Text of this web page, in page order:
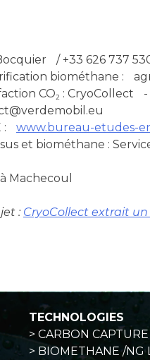
/ +33 626 737
biométhane :
CO2 : CryoCollect -
: www.bureau-etudes-
et biométhane :
Machecoul
: CryoCollect extrait un
TECHNOLOGIES
> CARBON CAPTURE
> BIOMETHANE /NG